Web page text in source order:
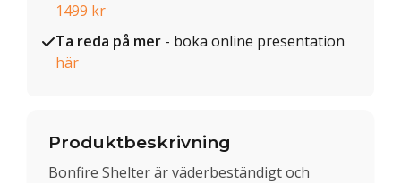
1499 kr
Ta reda på mer - boka online presentation
här
Produktbeskrivning
Bonfire Shelter är väderbeständigt och